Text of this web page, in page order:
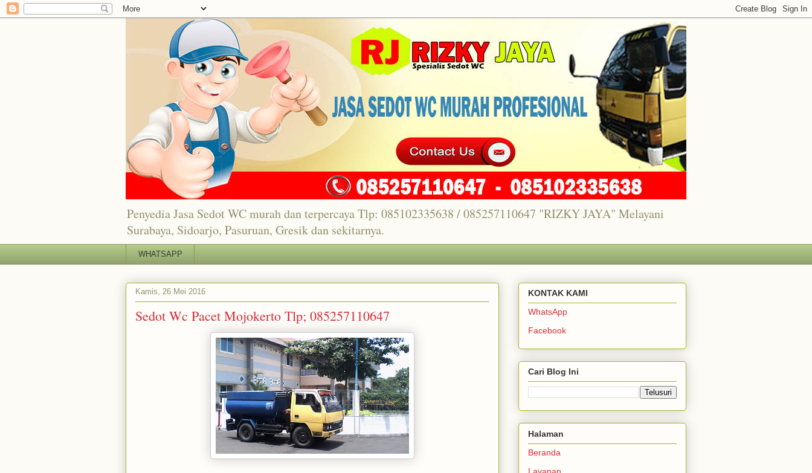
Penyedia Jasa Sedot WC murah dan terpercaya Tlp: 085102335638 / 085257110647 "RIZKY JAYA" Melayani
Surabaya, Sidoarjo, Pasuruan, Gresik dan sekitarnya.
WHATSAPP
Kamis, 26 Mei 2016
Sedot Wc Pacet Mojokerto Tlp; 085257110647
KONTAK KAMI
WhatsApp
Facebook
Cari Blog Ini
Halaman
Beranda
Layanan